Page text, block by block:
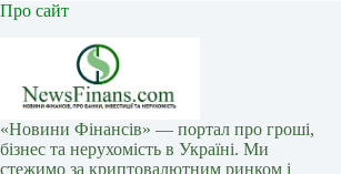
Про сайт
«Новини Фінансів» — портал про гроші,
бізнес та нерухомість в Україні. Ми
стежимо за криптовалютним ринком і